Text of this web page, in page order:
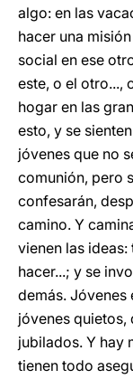
algo: en las
hacer una
social en ese
este, o el otro...,
hogar en las
esto, y se
jóvenes que no
comunión, pero
confesarán,
camino. Y
vienen las
hacer...; y se
demás. Jóvenes
jóvenes quietos,
jubilados. Y hay
tienen todo